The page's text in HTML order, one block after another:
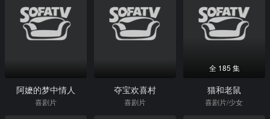
阿嬷的梦中情人
喜剧片
夺宝欢喜村
喜剧片
全 185 集
猫和老鼠
喜剧片/少女